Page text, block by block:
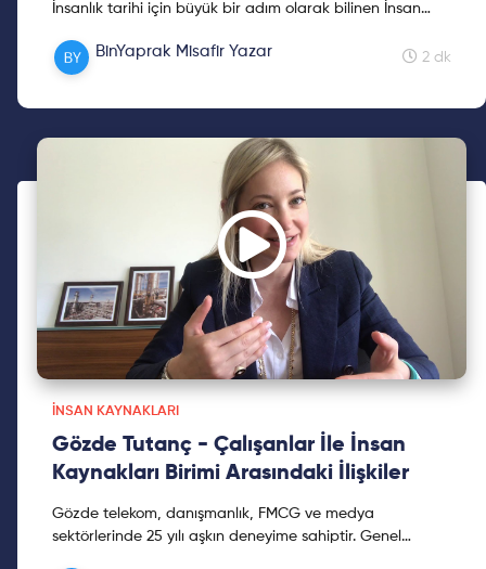
İnsanlık tarihi için büyük bir adım olarak bilinen İnsan
hedeflemektedir?
BinYaprak Misafir Yazar 2 dk
İNSAN KAYNAKLARI
Gözde Tutanç - Çalışanlar İle İnsan
Kaynakları Birimi Arasındaki İlişkiler
Gözde telekom, danışmanlık, FMCG ve medya
sektörlerinde 25 yılı aşkın deneyime sahiptir. Genel